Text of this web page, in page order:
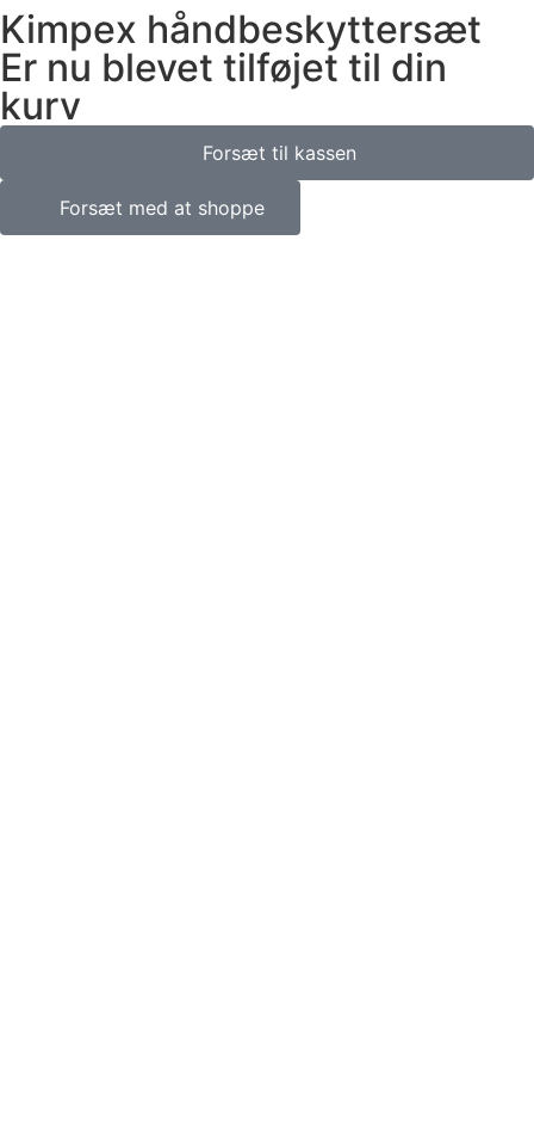
Kimpex håndbeskyttersæt
Er nu blevet tilføjet til din
kurv
Forsæt til kassen
Forsæt med at shoppe